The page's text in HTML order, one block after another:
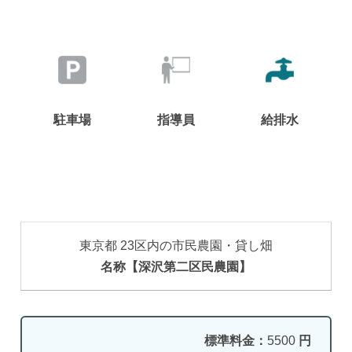
駐車場 指導員 給排水
東京都 23区内の市民農園・貸し畑
名称【深沢第二区民農園】
標準料金： 5500 円